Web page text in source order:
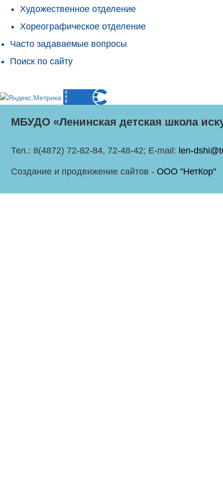
Художественное отделение
Хореографическое отделение
Часто задаваемые вопросы
Поиск по сайту
МБУДО «Ленинская детская школа
Тел.: 8(4872) 72-82-84, 72-48-42; E-mail: len-
Создание и продвижение сайтов - ООО "НетКор"